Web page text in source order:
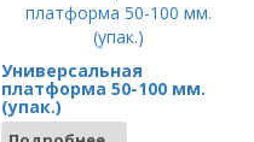
Универсальная
платформа 50-100 мм.
(упак.)